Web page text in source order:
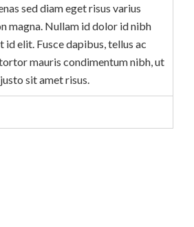
sed diam eget risus varius
magna. Nullam id dolor id nibh
id elit. Fusce dapibus, tellus ac
mauris condimentum nibh, ut
sit amet risus.